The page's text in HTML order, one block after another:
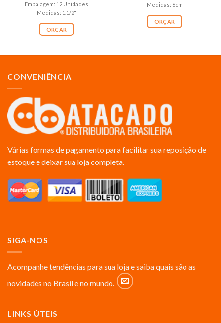
Embalagem: 12 Unidades
Medidas: 1.1/2"
ORÇAR
Medidas: 6cm
ORÇAR
CONVENIÊNCIA
Várias formas de pagamento para facilitar sua reposição de
estoque e deixar sua loja completa.
SIGA-NOS
Acompanhe tendências para sua loja e saiba quais são as
novidades no Brasil e no mundo.
LINKS ÚTEIS